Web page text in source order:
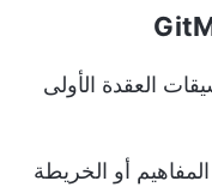
العقدة الأولى
أو الخريطة